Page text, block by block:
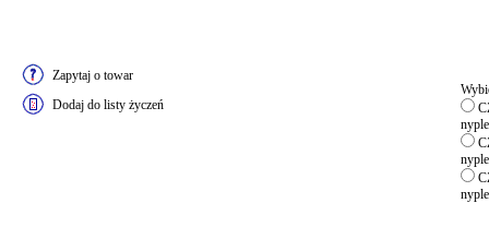
Zapytaj o towar
Dodaj do listy życzeń
nyple
nyple
nyple